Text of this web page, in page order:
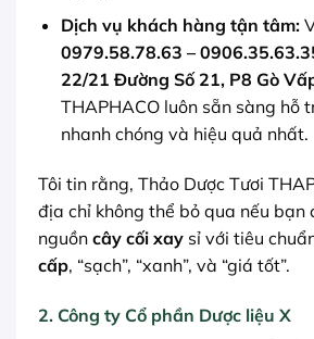
Dịch vụ khách hàng tận tâm:
0979.58.78.63 –
22/21 Đường Số 21, P8 Gò
THAPHACO luôn sẵn sàng hỗ
nhanh chóng và hiệu quả nhất.
Tôi tin rằng, Thảo Dược Tươi
địa chỉ không thể bỏ qua nếu bạn
nguồn cây cối xay sỉ với tiêu
cấp, “sạch”, “xanh”, và “giá tốt”.
2. Công ty Cổ phần Dược liệu X